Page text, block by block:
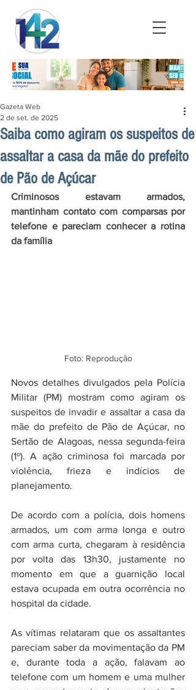
Saiba como agiram os suspeitos de
assaltar a casa da mãe do prefeito
de Pão de Açúcar
Gazeta Web
2 de set. de 2025
Criminosos estavam armados,
mantinham contato com comparsas por
telefone e pareciam conhecer a rotina
da família
Foto: Reprodução
Novos detalhes divulgados pela Polícia
Militar (PM) mostram como agiram os
suspeitos de invadir e assaltar a casa da
mãe do prefeito de Pão de Açúcar, no
Sertão de Alagoas, nessa segunda-feira
(1º). A ação criminosa foi marcada por
violência, frieza e indícios de
planejamento.
De acordo com a polícia, dois homens
armados, um com arma longa e outro
com arma curta, chegaram à residência
por volta das 13h30, justamente no
momento em que a guarnição local
estava ocupada em outra ocorrência no
hospital da cidade.
As vítimas relataram que os assaltantes
pareciam saber da movimentação da PM
e, durante toda a ação, falavam ao
telefone com um homem e uma mulher